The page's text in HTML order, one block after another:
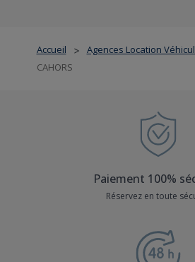
Accueil > Agences Location
CAHORS
Paiement 100%
Réservez en toute